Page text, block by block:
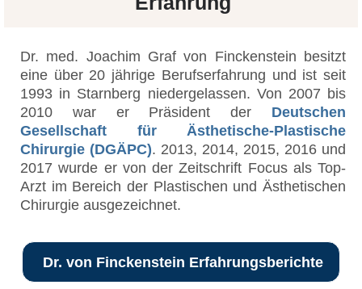
Dr. med. Joachim Graf von Finckenstein besitzt
eine über 20 jährige Berufserfahrung und ist seit
1993 in Starnberg niedergelassen. Von 2007 bis
2010 war er Präsident der Deutschen
Gesellschaft für Ästhetische-Plastische
Chirurgie (DGÄPC). 2013, 2014, 2015, 2016 und
2017 wurde er von der Zeitschrift Focus als Top-
Arzt im Bereich der Plastischen und Ästhetischen
Chirurgie ausgezeichnet.
Dr. von Finckenstein Erfahrungsberichte